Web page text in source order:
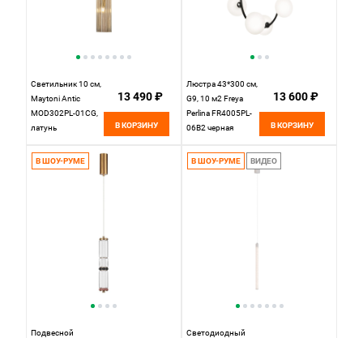
Светильник 10 см,
Maytoni Antic
MOD302PL-01CG,
латунь
13 490 ₽
В КОРЗИНУ
Люстра 43*300 см,
G9, 10 м2 Freya
Perlina FR4005PL-
06B2 черная
13 600 ₽
В КОРЗИНУ
В ШОУ-РУМЕ
Подвесной
В ШОУ-РУМЕ ВИДЕО
Светодиодный